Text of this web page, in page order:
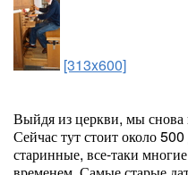
[313x600]
Выйдя из церкви, мы снова
Сейчас тут стоит около
старинные, все-таки